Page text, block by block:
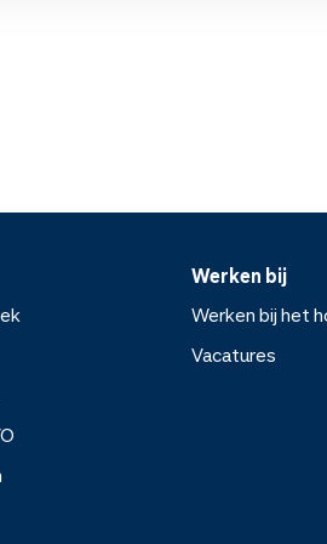
Werken bij
Werken bij het
Vacatures